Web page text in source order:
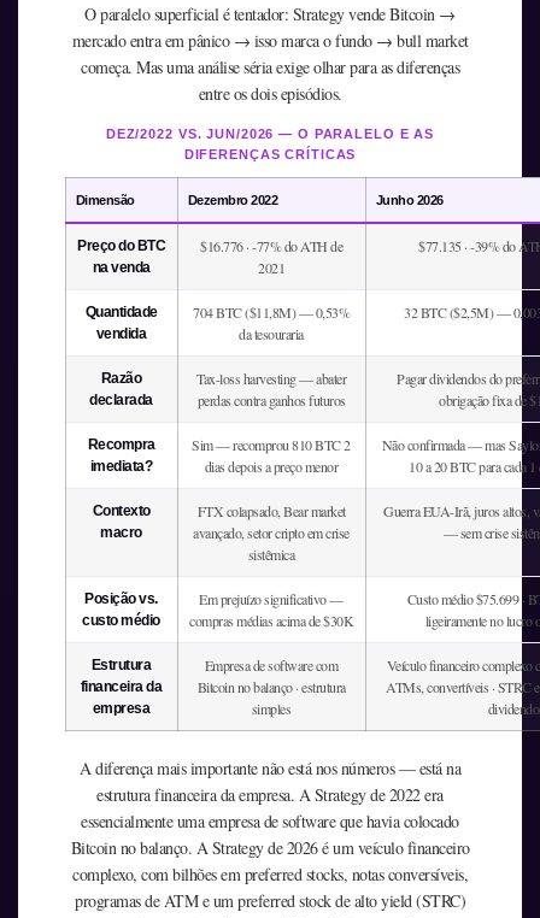
O paralelo superficial é tentador: Strategy vende Bitcoin →
mercado entra em pânico → isso marca o fundo → bull market
começa. Mas uma análise séria exige olhar para as diferenças
entre os dois episódios.
DEZ/2022 VS. JUN/2026 — O PARALELO E AS
DIFERENÇAS CRÍTICAS
Dimensão Dezembro 2022 Junho 2026
Preço do BTC
na venda
$16.776 · -77% do ATH de
2021
$77.135 · -39% do
Quantidade
vendida
704 BTC ($11,8M) — 0,53%
da tesouraria
32 BTC ($2,5M) —
Razão
declarada
Tax-loss harvesting — abater
perdas contra ganhos futuros
Pagar dividendos do
obrigação fixa de
Recompra
imediata?
Sim — recomprou 810 BTC 2
dias depois a preço menor
Não confirmada — mas
10 a 20 BTC para cada
Contexto
macro
FTX colapsado, Bear market
avançado, setor cripto em crise
sistêmica
Guerra EUA-Irã, juros altos,
— sem crise
Posição vs.
custo médio
Em prejuízo significativo —
compras médias acima de $30K
Custo médio $75.699 ·
ligeiramente no lucro
Estrutura
financeira da
empresa
Empresa de software com
Bitcoin no balanço · estrutura
simples
Veículo financeiro complexo
ATMs, convertíveis · STRC
A diferença mais importante não está nos números — está na
estrutura financeira da empresa. A Strategy de 2022 era
essencialmente uma empresa de software que havia colocado
Bitcoin no balanço. A Strategy de 2026 é um veículo financeiro
complexo, com bilhões em preferred stocks, notas conversíveis,
programas de ATM e um preferred stock de alto yield (STRC)